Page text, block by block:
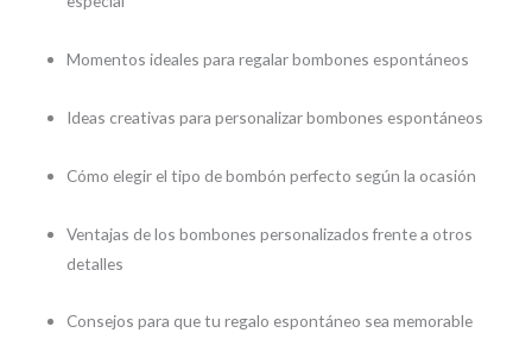
Momentos ideales para regalar bombones espontáneos
Ideas creativas para personalizar bombones espontáneos
Cómo elegir el tipo de bombón perfecto según la ocasión
Ventajas de los bombones personalizados frente a otros
detalles
Consejos para que tu regalo espontáneo sea memorable